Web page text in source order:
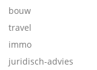
bouw
travel
immo
juridisch-advies